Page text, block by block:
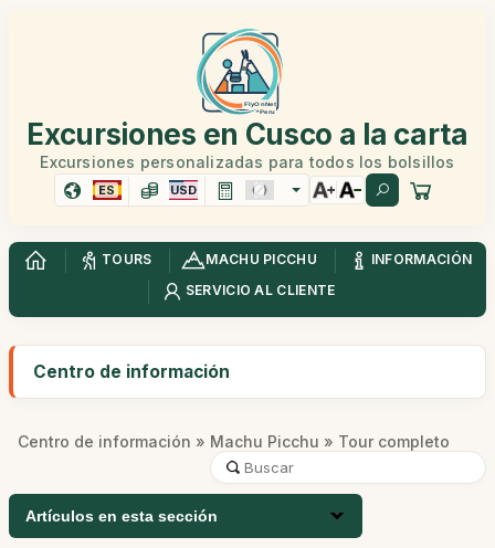
Excursiones en Cusco a la carta
Excursiones personalizadas para todos los bolsillos
ES USD
TOURS MACHU PICCHU
INFORMACIÓN
SERVICIO AL CLIENTE
Centro de información
Centro de información » Machu Picchu » Tour completo
Artículos en esta sección